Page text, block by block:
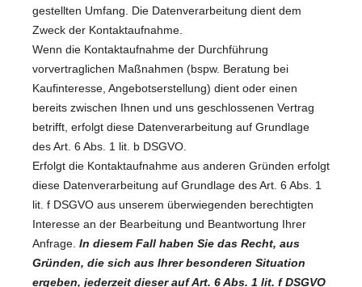
gestellten Umfang. Die Datenverarbeitung dient dem
Zweck der Kontaktaufnahme.
Wenn die Kontaktaufnahme der Durchführung
vorvertraglichen Maßnahmen (bspw. Beratung bei
Kaufinteresse, Angebotserstellung) dient oder einen
bereits zwischen Ihnen und uns geschlossenen Vertrag
betrifft, erfolgt diese Datenverarbeitung auf Grundlage
des Art. 6 Abs. 1 lit. b DSGVO.
Erfolgt die Kontaktaufnahme aus anderen Gründen erfolgt
diese Datenverarbeitung auf Grundlage des Art. 6 Abs. 1
lit. f DSGVO aus unserem überwiegenden berechtigten
Interesse an der Bearbeitung und Beantwortung Ihrer
Anfrage. In diesem Fall haben Sie das Recht, aus
Gründen, die sich aus Ihrer besonderen Situation
ergeben, jederzeit dieser auf Art. 6 Abs. 1 lit. f DSGVO